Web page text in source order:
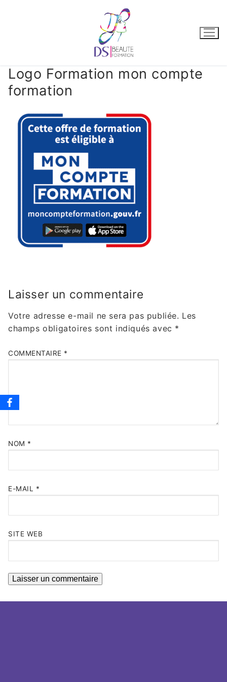
Logo Formation mon compte
formation
Laisser un commentaire
Votre adresse e-mail ne sera pas publiée. Les
champs obligatoires sont indiqués avec *
COMMENTAIRE *
NOM *
E-MAIL *
SITE WEB